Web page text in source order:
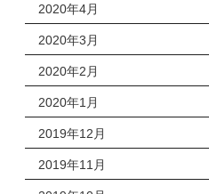
2020年4月
2020年3月
2020年2月
2020年1月
2019年12月
2019年11月